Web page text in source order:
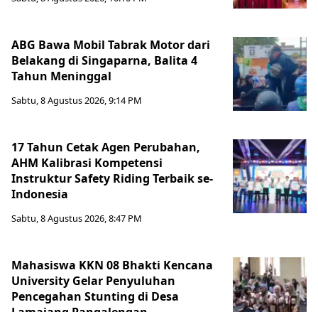
ABG Bawa Mobil Tabrak Motor dari
Belakang di Singaparna, Balita 4
Tahun Meninggal
Sabtu, 8 Agustus 2026, 9:14 PM
17 Tahun Cetak Agen Perubahan,
AHM Kalibrasi Kompetensi
Instruktur Safety Riding Terbaik se-
Indonesia
Sabtu, 8 Agustus 2026, 8:47 PM
Mahasiswa KKN 08 Bhakti Kencana
University Gelar Penyuluhan
Pencegahan Stunting di Desa